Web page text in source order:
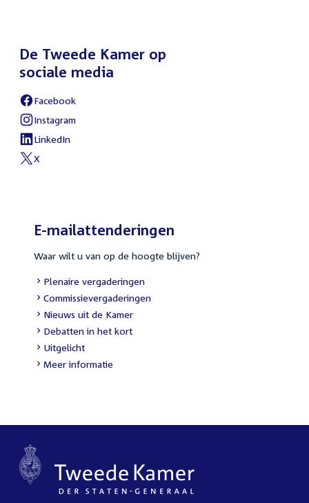
De Tweede Kamer op
sociale media
External
link:
Facebook
External
link:
Instagram
External
link:
LinkedIn
External
X
E-mailattenderingen
Waar wilt u van op de hoogte blijven?
External
link:
Plenaire vergaderingen
External
link:
Commissievergaderingen
External
link:
Nieuws uit de Kamer
External
link:
Debatten in het kort
External
link:
Uitgelicht
Meer informatie